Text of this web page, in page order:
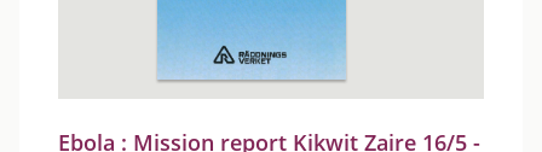
Ebola : Mission report Kikwit Zaire 16/5 -